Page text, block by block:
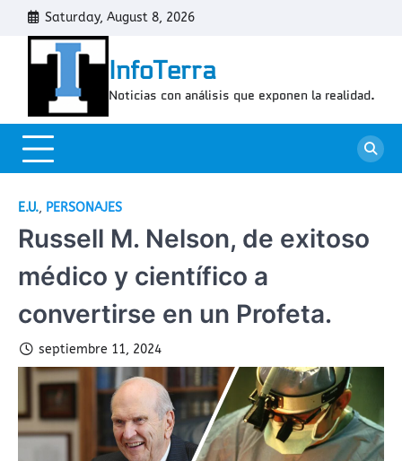
Skip
content
Saturday, August 8, 2026
InfoTerra
Noticias con análisis que exponen la realidad.
E.U., PERSONAJES
Russell M. Nelson, de exitoso
médico y científico a
convertirse en un Profeta.
septiembre 11, 2024